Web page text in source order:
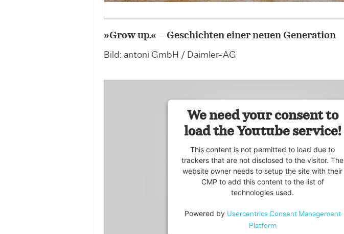
»Grow up.« – Geschichten einer neuen Generation
Bild: antoni GmbH / Daimler-AG
We need your consent to
load the Youtube service!
This content is not permitted to load due to
trackers that are not disclosed to the visitor. The
website owner needs to setup the site with their
CMP to add this content to the list of
technologies used.
Powered by Usercentrics Consent Management
Platform